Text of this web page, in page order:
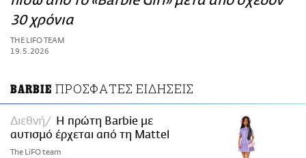
ΑΜΠΑ
PRINT
30 χρόνια
THE LIFO TEAM
19.5.2026
BARBIE ΠΡΟΣΦΑΤΕΣ ΕΙΔΗΣΕΙΣ
Διεθνή
Η πρώτη Barbie με
αυτισμό έρχεται από τη Mattel
The LiFO team